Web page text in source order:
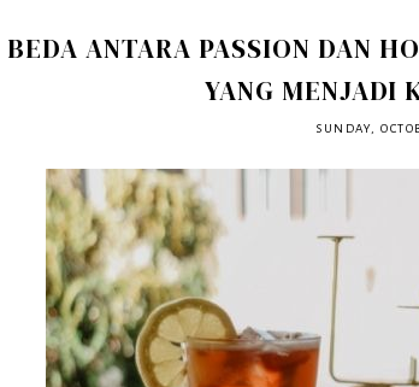
BEDA ANTARA PASSION DAN
YANG MENJADI
SUNDAY,